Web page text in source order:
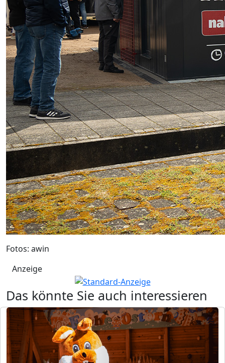
Fotos: awin
Anzeige
Das könnte Sie auch interessieren